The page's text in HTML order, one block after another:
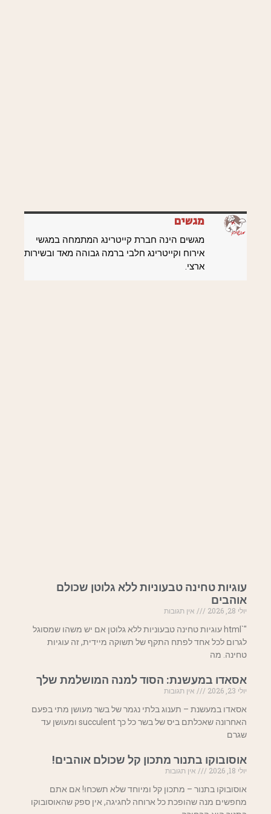
מגשים
מגשים הינה חברת קייטרינג המתמחה במגשי
אירוח וקייטרינג חלבי ברמה גבוהה מאד ובשירות
ארצי.
עוגיות טחינה טבעוניות ללא גלוטן שכולם
אוהבים
יולי 28, 2026
אין תגובות
"`html עוגיות טחינה טבעוניות ללא גלוטן אם יש משהו שמסוגל
לגרום לכל אחד לפתח התקף של תשוקה מיידית, זה עוגיות
טחינה. מה
אסאדו במעשנת: הסוד למנה המושלמת שלך
יולי 23, 2026
אין תגובות
אסאדו במעשנת – תענוג בלתי נגמר של בשר מעושן מתי בפעם
האחרונה שאכלתם ביס של בשר כל כך succulent ומעושן עד
שגרם
אוסובוקו בתנור מתכון קל שכולם אוהבים!
יולי 18, 2026
אין תגובות
אוסובוקו בתנור – מתכון קל ומיוחד שלא תשכחו! אם אתם
מחפשים מנה שהופכת כל ארוחה לחגיגה, אין ספק שהאוסובוקו